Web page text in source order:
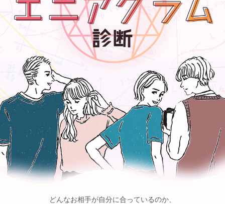
どんなお相手が自分に合っているのか、